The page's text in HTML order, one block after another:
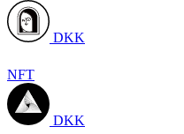
DKK
NFT
DKK